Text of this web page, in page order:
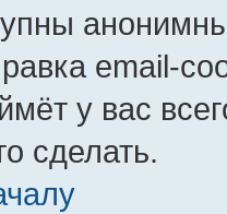
email-
у вас
сделать.